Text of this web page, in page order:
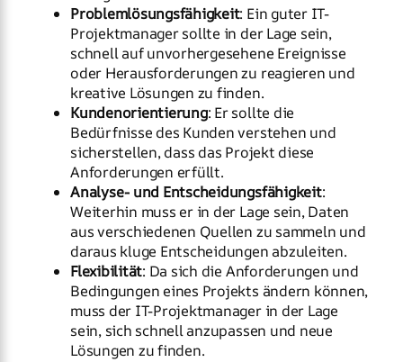
Problemlösungsfähigkeit: Ein guter IT-
Projektmanager sollte in der Lage sein,
schnell auf unvorhergesehene Ereignisse
oder Herausforderungen zu reagieren und
kreative Lösungen zu finden.
Kundenorientierung: Er sollte die
Bedürfnisse des Kunden verstehen und
sicherstellen, dass das Projekt diese
Anforderungen erfüllt.
Analyse- und Entscheidungsfähigkeit:
Weiterhin muss er in der Lage sein, Daten
aus verschiedenen Quellen zu sammeln und
daraus kluge Entscheidungen abzuleiten.
Flexibilität: Da sich die Anforderungen und
Bedingungen eines Projekts ändern können,
muss der IT-Projektmanager in der Lage
sein, sich schnell anzupassen und neue
Lösungen zu finden.